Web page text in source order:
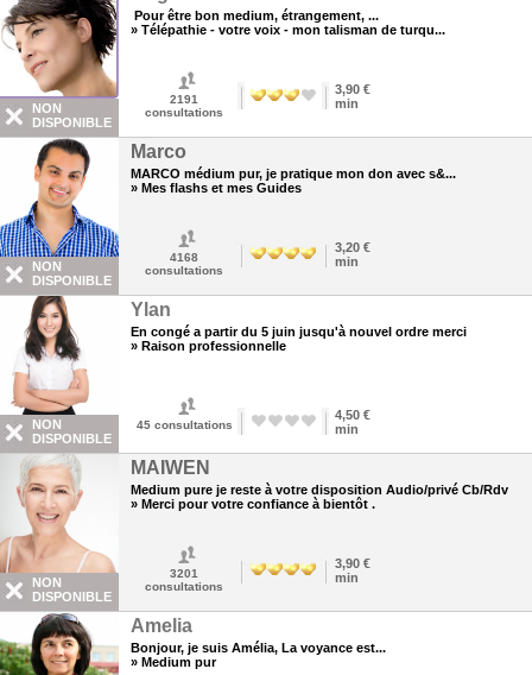
NON
DISPONIBLE
Pour être bon medium, étrangement, ...
» Télépathie - votre voix - mon talisman de turqu...
2191
consultations
3,90 €
min
NON
DISPONIBLE
Marco
MARCO médium pur, je pratique mon don avec s&...
» Mes flashs et mes Guides
4168
consultations
3,20 €
min
NON
DISPONIBLE
Ylan
En congé a partir du 5 juin jusqu'à nouvel ordre merci
» Raison professionnelle
45consultations
4,50 €
min
NON
DISPONIBLE
MAIWEN
Medium pure je reste à votre disposition Audio/privé Cb/Rdv
» Merci pour votre confiance à bientôt .
3201
consultations
3,90 €
min
Amelia
Bonjour, je suis Amélia, La voyance est...
» Medium pur